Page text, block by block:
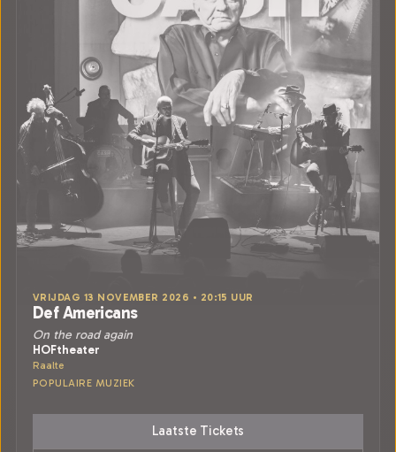
VRIJDAG 13 NOVEMBER 2026 • 20:15 UUR
Def Americans
On the road again
HOFtheater
Raalte
POPULAIRE MUZIEK
Laatste Tickets